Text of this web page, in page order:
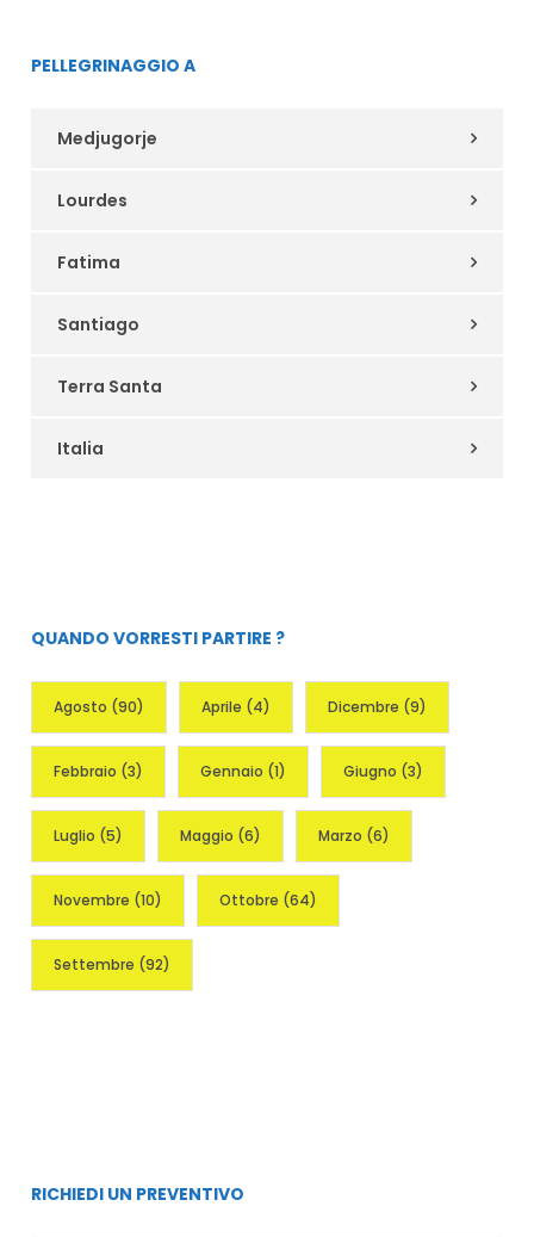
PELLEGRINAGGIO A
Medjugorje
Lourdes
Fatima
Santiago
Terra Santa
Italia
QUANDO VORRESTI PARTIRE ?
Agosto (90) Aprile (4) Dicembre (9)
Febbraio (3) Gennaio (1) Giugno (3)
Luglio (5) Maggio (6) Marzo (6)
Novembre (10) Ottobre (64)
Settembre (92)
RICHIEDI UN PREVENTIVO